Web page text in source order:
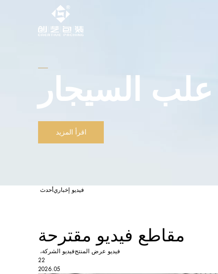
علب السيجار
اقرأ المزيد
أحدثفيديو إخباري
مقاطع فيديو مقترحة
فيديو الشركة،فيديو عرض المنتج
22
2026.05